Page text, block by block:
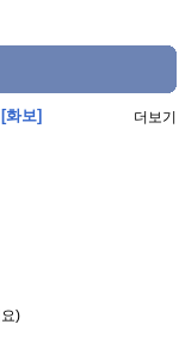
화보] 더보기
)